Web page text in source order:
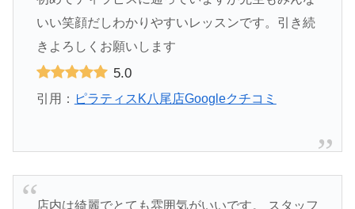
いい笑顔だしわかりやすいレッスンです。引き続
きよろしくお願いします
5.0
引用： ピラティスK八尾店Googleクチコミ
店内は綺麗でとても雰囲気がいいです。 スタッフ